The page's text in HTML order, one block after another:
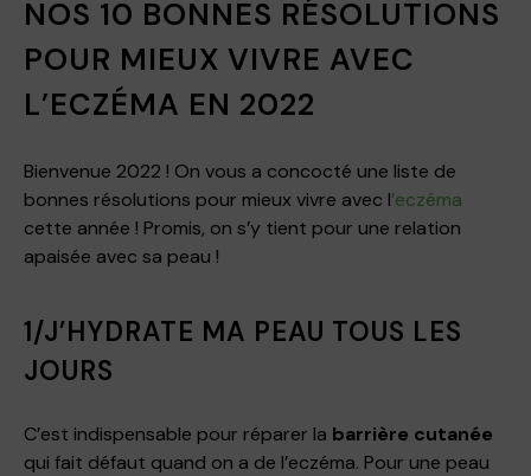
NOS 10 BONNES RÉSOLUTIONS
POUR MIEUX VIVRE AVEC
L’ECZÉMA EN 2022
Bienvenue 2022 ! On vous a concocté une liste de
bonnes résolutions pour mieux vivre avec l’eczéma
cette année ! Promis, on s’y tient pour une relation
apaisée avec sa peau !
1/J’HYDRATE MA PEAU TOUS LES
JOURS
C’est indispensable pour réparer la barrière cutanée
qui fait défaut quand on a de l’eczéma. Pour une peau